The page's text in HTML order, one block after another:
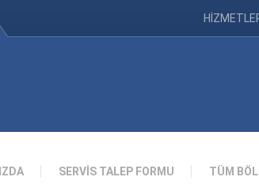
SERVİS TALEP FORMU TÜM